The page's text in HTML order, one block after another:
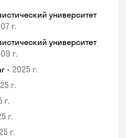
университет
г.
университет
г.
• 2025 г.
г.
г.
г.
г.